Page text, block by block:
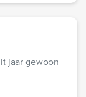
jaar gewoon